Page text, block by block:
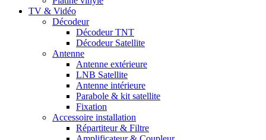
TV & Vidéo
Décodeur
Décodeur TNT
Décodeur Satellite
Antenne
Antenne extérieure
LNB Satellite
Antenne intérieure
Parabole & kit satellite
Fixation
Accessoire installation
Répartiteur & Filtre